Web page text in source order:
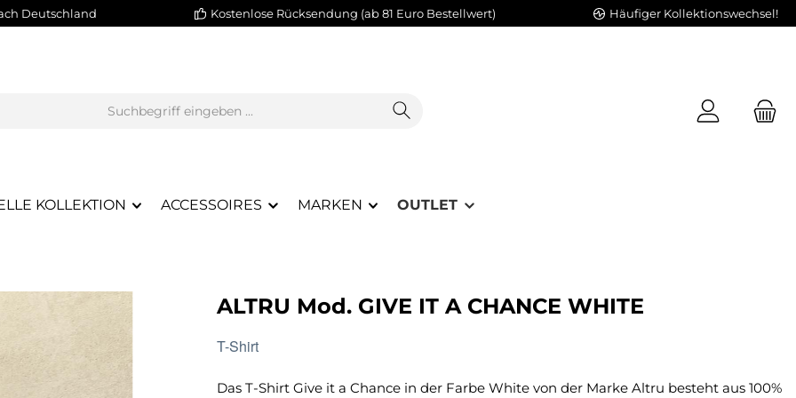
Deutschland Kostenlose Rücksendung (ab 81 Euro Bestellwert) Häufiger Kollektionswechsel!
KOLLEKTION ACCESSOIRES MARKEN OUTLET
ALTRU Mod. GIVE IT A CHANCE WHITE
T-Shirt
Das T-Shirt Give it a Chance in der Farbe White von der Marke Altru besteht aus 100%